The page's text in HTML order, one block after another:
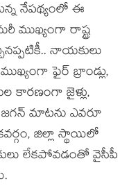
నేప‌థ్యంలో ఈ
ముఖ్యంగా రాష్ట్ర
నాయ‌కులు
ఫైర్ బ్రాండ్లు,
కార‌ణంగా జైళ్లు,
జ‌గ‌న్ మాట‌ను ఎవ‌రూ
జిల్లా స్థాయిలో
లేక‌పోవ‌డంతో వైసీపీ